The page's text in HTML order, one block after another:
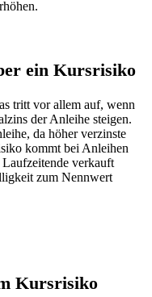
ein Kursrisiko
tritt vor allem auf, wenn
der Anleihe steigen.
da höher verzinste
kommt bei Anleihen
verkauft
zum Nennwert
Kursrisiko